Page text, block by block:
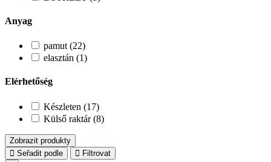
Anyag
pamut (22)
elasztán (1)
Elérhetőség
Készleten (17)
Külső raktár (8)
Zobrazit produkty
Seřadit podle
Filtrovat